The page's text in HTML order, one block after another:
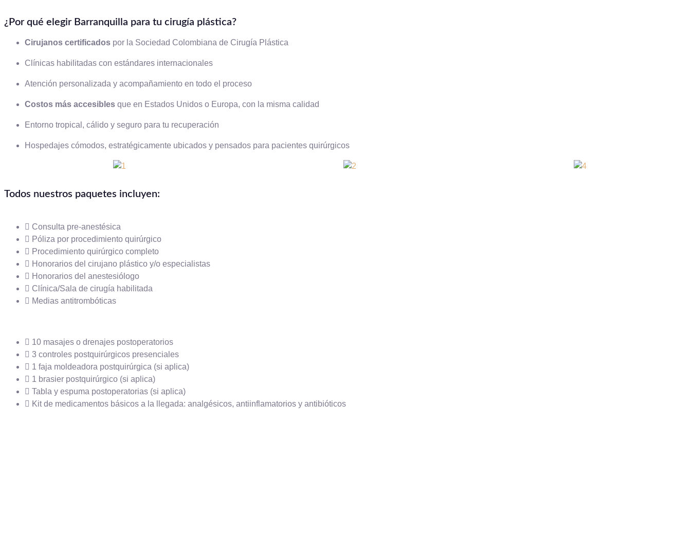
¿Por qué elegir Barranquilla para tu cirugía plástica?
Cirujanos certificados por la Sociedad Colombiana de Cirugía Plástica
Clínicas habilitadas con estándares internacionales
Atención personalizada y acompañamiento en todo el proceso
Costos más accesibles que en Estados Unidos o Europa, con la misma calidad
Entorno tropical, cálido y seguro para tu recuperación
Hospedajes cómodos, estratégicamente ubicados y pensados para pacientes quirúrgicos
Todos nuestros paquetes incluyen:
Consulta pre-anestésica
Póliza por procedimiento quirúrgico
Procedimiento quirúrgico completo
Honorarios del cirujano plástico y/o especialistas
Honorarios del anestesiólogo
Clínica/Sala de cirugía habilitada
Medias antitrombóticas
10 masajes o drenajes postoperatorios
3 controles postquirúrgicos presenciales
1 faja moldeadora postquirúrgica (si aplica)
1 brasier postquirúrgico (si aplica)
Tabla y espuma postoperatorias (si aplica)
Kit de medicamentos básicos a la llegada: analgésicos, antiinflamatorios y antibióticos